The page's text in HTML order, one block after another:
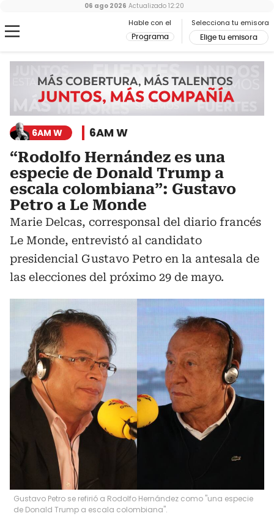
Hable con el
Programa
Selecciona tu emisora
Elige tu emisora
06 ago 2026 Actualizado 12:20
6AM W 6AM W
“Rodolfo Hernández es una
especie de Donald Trump a
escala colombiana”: Gustavo
Petro a Le Monde
Marie Delcas, corresponsal del diario francés
Le Monde, entrevistó al candidato
presidencial Gustavo Petro en la antesala de
las elecciones del próximo 29 de mayo.
Gustavo Petro se refirió a Rodolfo Hernández como "una especie
de Donald Trump a escala colombiana".